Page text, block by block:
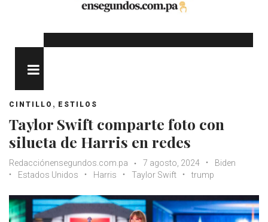
CINTILLO , ESTILOS
Taylor Swift comparte foto con
silueta de Harris en redes
Redacciónensegundos.com.pa 7 agosto, 2024
Biden
Estados Unidos
Harris Taylor Swift trump